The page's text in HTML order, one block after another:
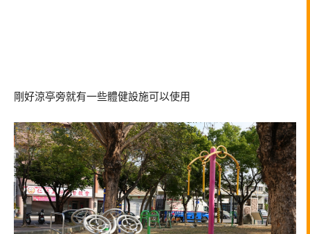
剛好涼亭旁就有一些體健設施可以使用